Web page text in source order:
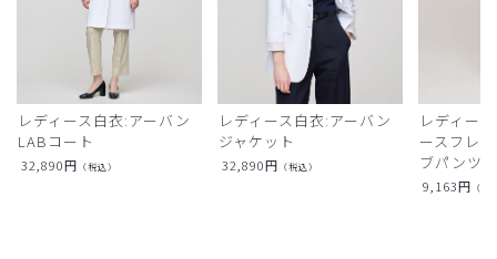
レディース白衣:アーバン
LABコート
32,890円 （税込）
レディース白衣:アーバン
ジャケット
32,890円 （税込）
レディー
ースフレ
ブパンツ)
9,163円 （税